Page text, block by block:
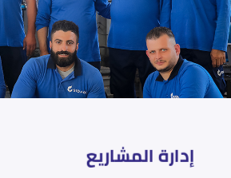
إدارة المشاريع